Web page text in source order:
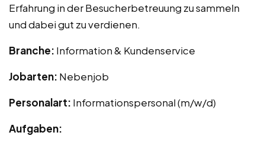
Erfahrung in der Besucherbetreuung zu sammeln
und dabei gut zu verdienen.
Branche: Information & Kundenservice
Jobarten: Nebenjob
Personalart: Informationspersonal (m/w/d)
Aufgaben: